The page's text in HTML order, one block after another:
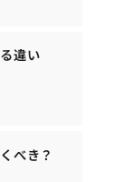
違い
べき？